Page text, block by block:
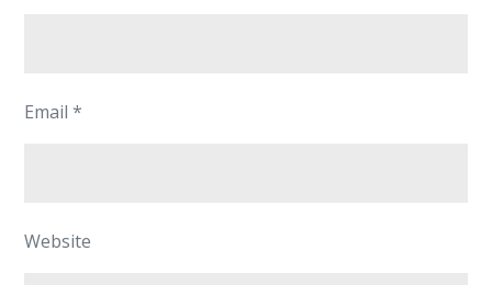
Email*
Website